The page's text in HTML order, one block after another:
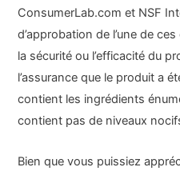
ConsumerLab.com et NSF
d’approbation de l’une de
la sécurité ou l’efficacité du
l’assurance que le produit a
contient les ingrédients
contient pas de niveaux
Bien que vous puissiez